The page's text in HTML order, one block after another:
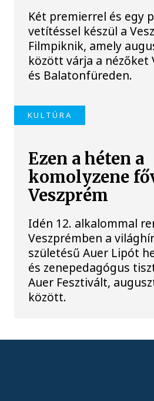
Két premierrel és egy
vetítéssel készül a
Filmpiknik, amely
között várja a nézőket
és Balatonfüreden.
KULTÚRA
Ezen a héten a
komolyzene
Veszprém
Idén 12. alkalommal
Veszprémben a
születésű Auer Lipót
és zenepedagógus
Auer Fesztivált,
között.